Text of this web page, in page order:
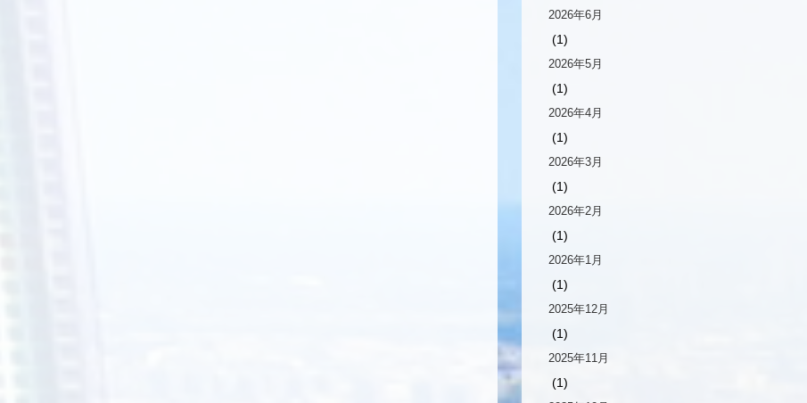
2026年6月
(1)
2026年5月
(1)
2026年4月
(1)
2026年3月
(1)
2026年2月
(1)
2026年1月
(1)
2025年12月
(1)
2025年11月
(1)